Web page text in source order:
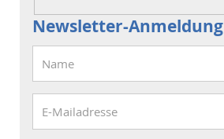
Newsletter-Anmeldung